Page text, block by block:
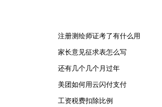
注册测绘师证考了有什么用
家长意见征求表怎么写
还有几个几个月过年
美团如何用云闪付支付
工资税费扣除比例